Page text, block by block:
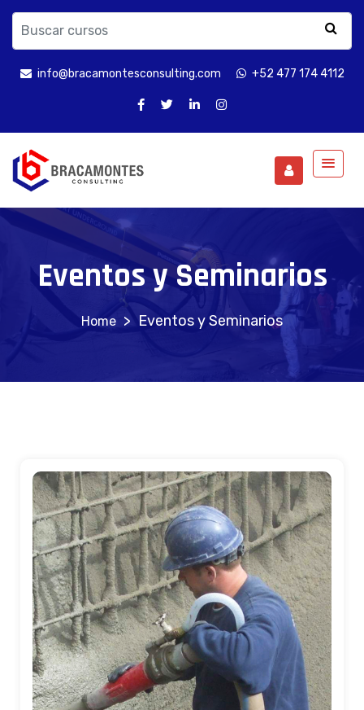
info@bracamontesconsulting.com +52 477 174 4112
Eventos y Seminarios
> Eventos y Seminarios